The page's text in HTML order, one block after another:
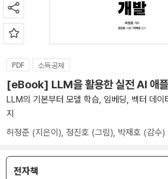
PDF 소득공제
[eBook] LLM을 활용한 실전 AI 애
LLM의 기본부터 모델 학습, 임베딩, 벡터 데이
지
허정준 (지은이), 정진호 (그림), 박재호 (감수)
전자책